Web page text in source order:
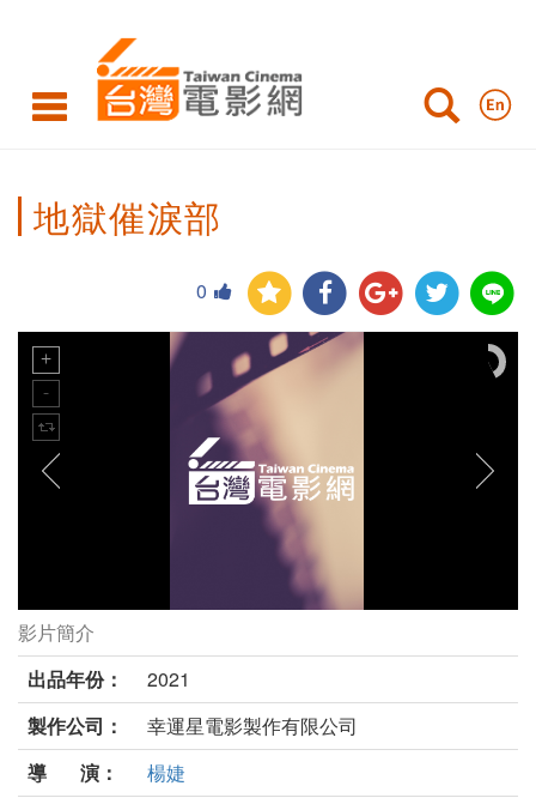
地獄催淚部
0
地獄催淚部劇照
影片簡介
出品年份：
2021
製作公司：
幸運星電影製作有限公司
導 演：
楊婕